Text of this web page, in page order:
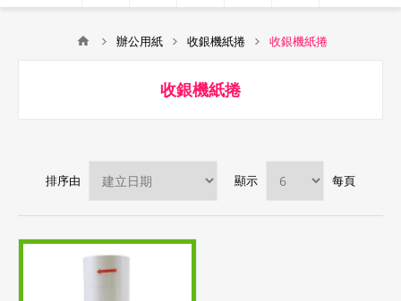
辦公用紙 收銀機紙捲 收銀機紙捲
收銀機紙捲
排序由 顯示 每頁